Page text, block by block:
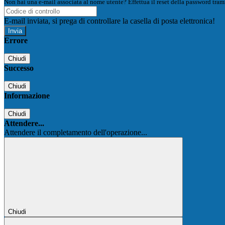
Non hai una e-mail associata al nome utente? Effettua il reset della password
E-mail inviata, si prega di controllare la casella di posta elettronica!
Errore
Chiudi
Successo
Chiudi
Informazione
Chiudi
Attendere...
Attendere il completamento dell'operazione...
Chiudi